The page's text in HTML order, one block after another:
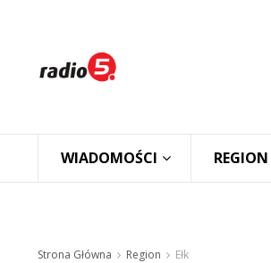
WIADOMOŚCI REGION
Strona Główna Region Ełk